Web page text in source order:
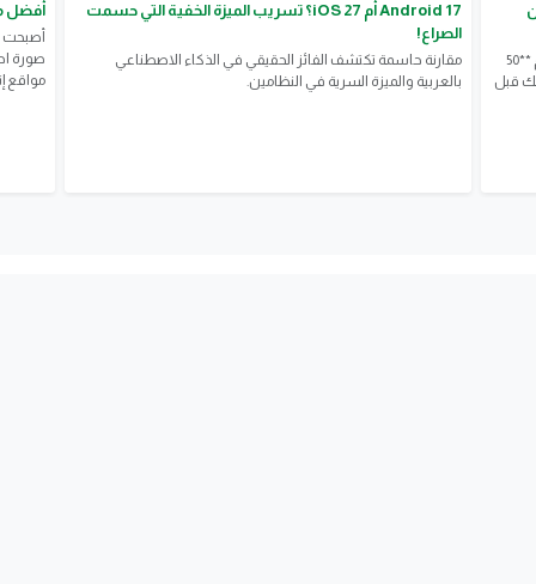
اختبر معلوماتك في JavaScript من خلال اختبار شامل يضم **50
قبل
Android 17 أم iOS 27؟ تسريب الميزة الخفية التي حسمت
الصراع!
مقارنة حاسمة تكتشف الفائز الحقيقي في الذكاء الاصطناعي
بالعربية والميزة السرية في النظامين.
أفضل
أصبحت
صورة
مواقع